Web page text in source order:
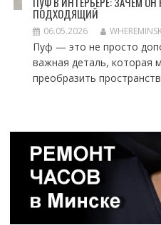
ПОДХОДЯЩИЙ
06.05.2026
Пуф — это не просто
важная деталь, которая
преобразить